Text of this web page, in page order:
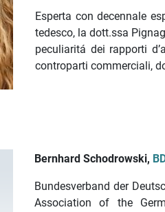
Esperta con decennale
tedesco, la dott.ssa
peculiaritá dei rapporti
controparti commerciali,
Bernhard Schodrowski,
Bundesverband der
Association of the